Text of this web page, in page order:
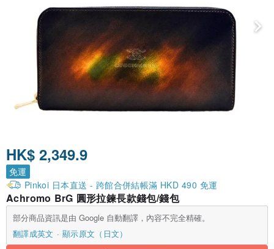
HK$ 2,349.9
免運
Pinkoi 日本直送 - 跨館合併結帳滿 HKD 490 免運
Achromo BrG 圓形拉鍊長款錢包/錢包
部分商品資訊是由 Google 自動翻譯，內容不完全精確。
翻譯成英文
顯示原文（日文）